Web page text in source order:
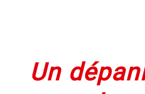
Un